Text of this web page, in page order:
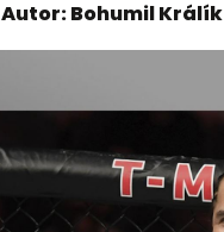
Autor: Bohumil Králík